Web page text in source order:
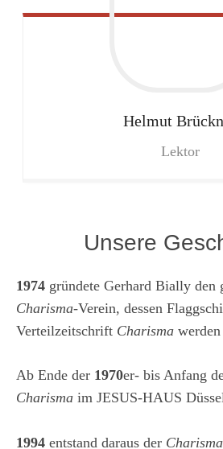
Helmut
Lektor
Unsere
1974 gründete Gerhard Bially den
Charisma-Verein, dessen
Verteilzeitschrift Charisma
Ab Ende der 1970er- bis Anfang
Charisma im JESUS-HAUS
1994 entstand daraus der Charisma